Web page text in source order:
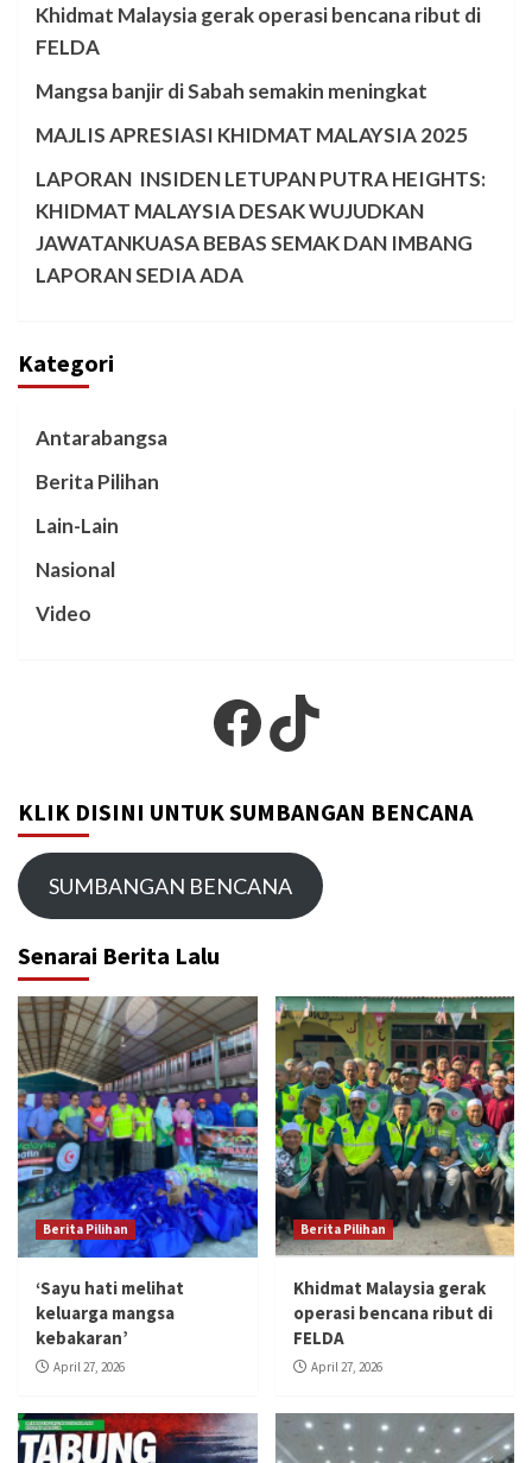
Khidmat Malaysia gerak operasi bencana ribut di
FELDA
Mangsa banjir di Sabah semakin meningkat
MAJLIS APRESIASI KHIDMAT MALAYSIA 2025
LAPORAN INSIDEN LETUPAN PUTRA HEIGHTS:
KHIDMAT MALAYSIA DESAK WUJUDKAN
JAWATANKUASA BEBAS SEMAK DAN IMBANG
LAPORAN SEDIA ADA
Kategori
Antarabangsa
Berita Pilihan
Lain-Lain
Nasional
Video
Facebook
TikTok
KLIK DISINI UNTUK SUMBANGAN BENCANA
SUMBANGAN BENCANA
Senarai Berita Lalu
Berita Pilihan
‘Sayu hati melihat
keluarga mangsa
kebakaran’
April 27, 2026
Berita Pilihan
Khidmat Malaysia gerak
operasi bencana ribut di
FELDA
April 27, 2026